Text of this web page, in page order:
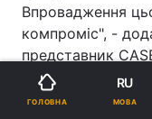
Впровадження
компроміс", -
представник
…Українська
ГОЛОВНА
RU
МОВА